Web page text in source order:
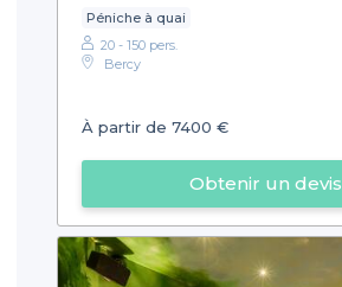
Péniche à quai
20 - 150 pers.
Bercy
À partir de 7400 €
Obtenir un devis